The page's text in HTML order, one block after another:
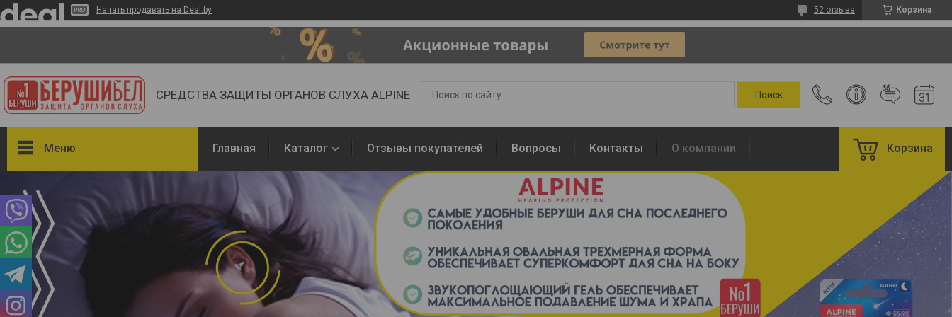
Начать продавать на Deal.by Корзина
52 отзыва
СРЕДСТВА ЗАЩИТЫ ОРГАНОВ СЛУХА ALPINE
Меню
Отзывы
Вопросы
О компании
Условия Обмена и возврата
товара
Главная Каталог Отзывы покупателей Вопросы Контакты О компании Корзина